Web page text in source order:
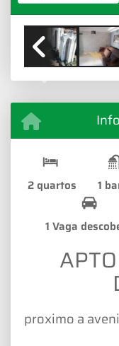
Previous
2 quartos 1
1 Vaga
proximo a